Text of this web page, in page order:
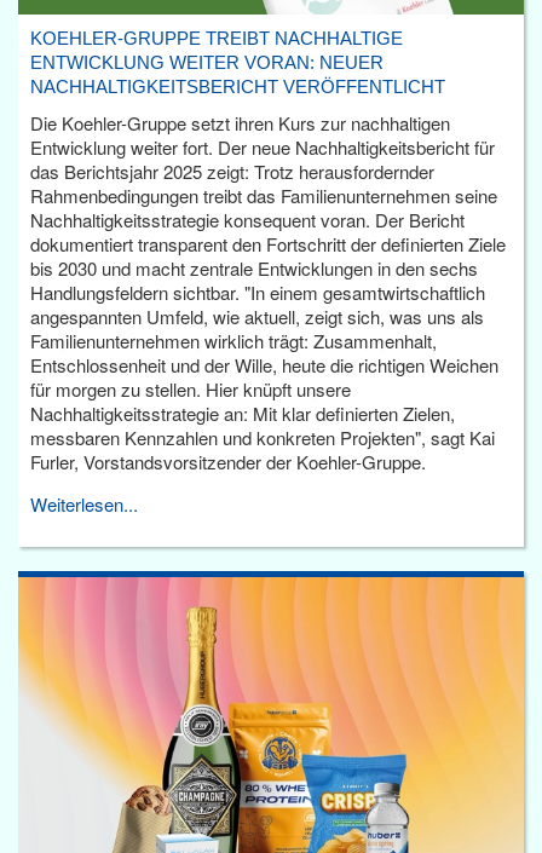
KOEHLER-GRUPPE TREIBT NACHHALTIGE
ENTWICKLUNG WEITER VORAN: NEUER
NACHHALTIGKEITSBERICHT VERÖFFENTLICHT
Die Koehler-Gruppe setzt ihren Kurs zur nachhaltigen
Entwicklung weiter fort. Der neue Nachhaltigkeitsbericht für
das Berichtsjahr 2025 zeigt: Trotz herausfordernder
Rahmenbedingungen treibt das Familienunternehmen seine
Nachhaltigkeitsstrategie konsequent voran. Der Bericht
dokumentiert transparent den Fortschritt der definierten Ziele
bis 2030 und macht zentrale Entwicklungen in den sechs
Handlungsfeldern sichtbar. "In einem gesamtwirtschaftlich
angespannten Umfeld, wie aktuell, zeigt sich, was uns als
Familienunternehmen wirklich trägt: Zusammenhalt,
Entschlossenheit und der Wille, heute die richtigen Weichen
für morgen zu stellen. Hier knüpft unsere
Nachhaltigkeitsstrategie an: Mit klar definierten Zielen,
messbaren Kennzahlen und konkreten Projekten", sagt Kai
Furler, Vorstandsvorsitzender der Koehler-Gruppe.
Weiterlesen...